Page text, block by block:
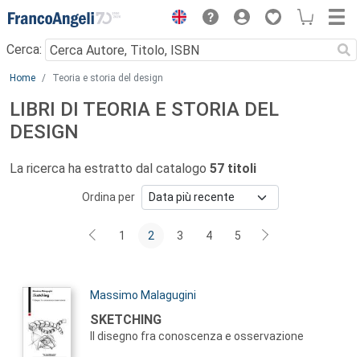
Menu
Cerca:
Main content
Home Teoria e storia del design
LIBRI DI TEORIA E STORIA DEL
DESIGN
La ricerca ha estratto dal catalogo 57 titoli
Ordina per
1 2 3 4 5
Autori:
Massimo Malagugini
Titolo:
SKETCHING
Il disegno fra conoscenza e osservazione